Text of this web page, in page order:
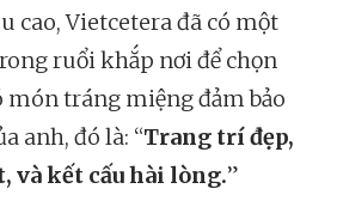
cao, Vietcetera đã có một
ruổi khắp nơi để chọn
món tráng miệng đảm bảo
anh, đó là: “Trang trí đẹp,
và kết cấu hài lòng.”